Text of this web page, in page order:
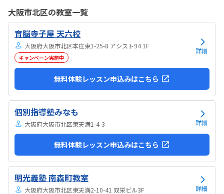
気持ちになれて良かった。
大阪市北区の教室一覧
育脳寺子屋 天六校
大阪府大阪市北区本庄東1-25-8 アシスト94 1F
キャンペーン実施中
詳細
無料体験レッスン申込みはこちら
個別指導塾みなも
大阪府大阪市北区東天満1-4-3 詳細
無料体験レッスン申込みはこちら
明光義塾 南森町教室
大阪府大阪市北区東天満2-10-41 双栄ビル3F 詳細